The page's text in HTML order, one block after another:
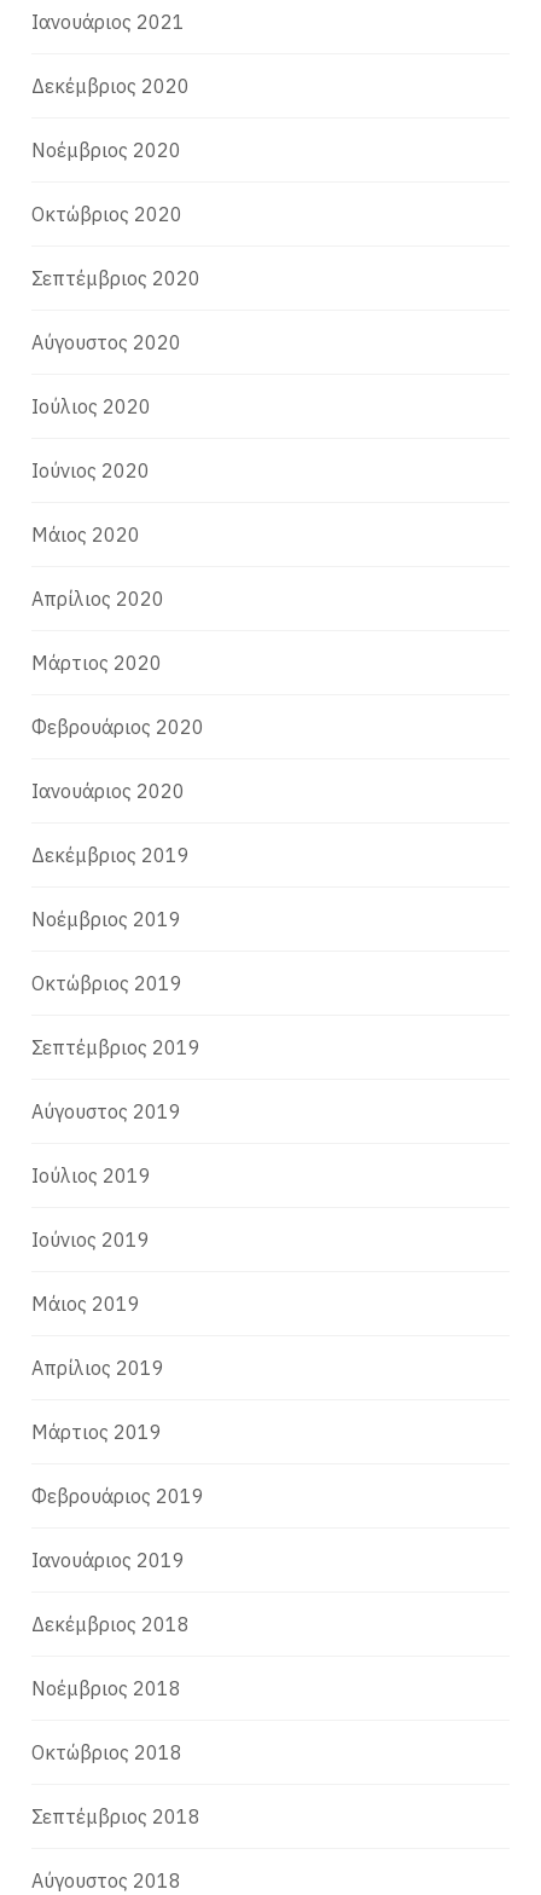
Ιανουάριος 2021
Δεκέμβριος 2020
Νοέμβριος 2020
Οκτώβριος 2020
Σεπτέμβριος 2020
Αύγουστος 2020
Ιούλιος 2020
Ιούνιος 2020
Μάιος 2020
Απρίλιος 2020
Μάρτιος 2020
Φεβρουάριος 2020
Ιανουάριος 2020
Δεκέμβριος 2019
Νοέμβριος 2019
Οκτώβριος 2019
Σεπτέμβριος 2019
Αύγουστος 2019
Ιούλιος 2019
Ιούνιος 2019
Μάιος 2019
Απρίλιος 2019
Μάρτιος 2019
Φεβρουάριος 2019
Ιανουάριος 2019
Δεκέμβριος 2018
Νοέμβριος 2018
Οκτώβριος 2018
Σεπτέμβριος 2018
Αύγουστος 2018